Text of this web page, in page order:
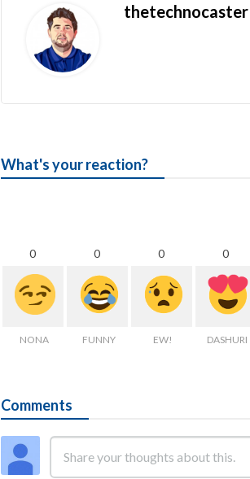
thetechnocaster
What's your reaction?
0
NONA
0
FUNNY
0
EW!
0
DASHURI
Comments